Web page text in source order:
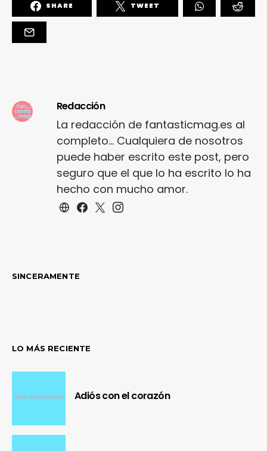
SHARE TWEET
Redacción
La redacción de fantasticmag.es al
completo... Cualquiera de nosotros
puede haber escrito este post, pero
seguro que el que lo ha escrito lo ha
hecho con mucho amor.
SINCERAMENTE
LO MÁS RECIENTE
Adiós con el corazón